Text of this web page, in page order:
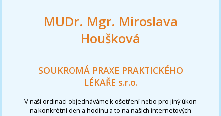
MUDr. Mgr. Miroslava
Houšková
SOUKROMÁ PRAXE PRAKTICKÉHO
LÉKAŘE s.r.o.
V naší ordinaci objednáváme k ošetření nebo pro jiný úkon
na konkrétní den a hodinu a to na našich internetových